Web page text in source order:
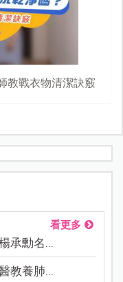
教戰衣物清潔訣竅
看更多
承勳名...
教養肺...